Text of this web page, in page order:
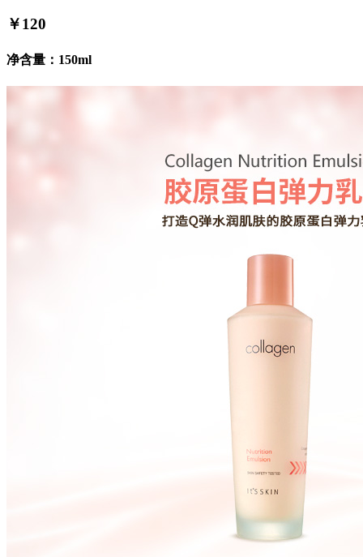
￥120
净含量：150ml